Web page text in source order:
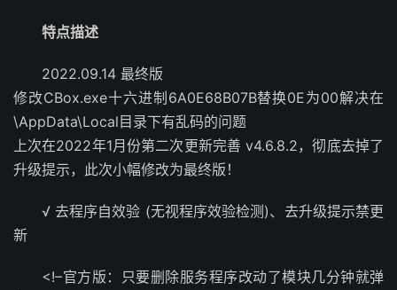
特点描述
2022.09.14 最终版
修改CBox.exe十六进制6A0E68B07B替换0E为00解决在
\AppData\Local目录下有乱码的问题
上次在2022年1月份第二次更新完善 v4.6.8.2，彻底去掉了
升级提示，此次小幅修改为最终版！
√ 去程序自效验 (无视程序效验检测)、去升级提示禁更
新
<!–官方版：只要删除服务程序改动了模块几分钟就弹